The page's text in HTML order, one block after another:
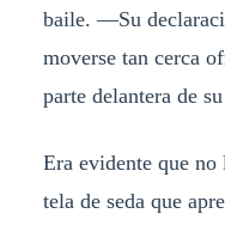
baile. —Su
moverse tan cerca
parte delantera de
Era evidente que
tela de seda que